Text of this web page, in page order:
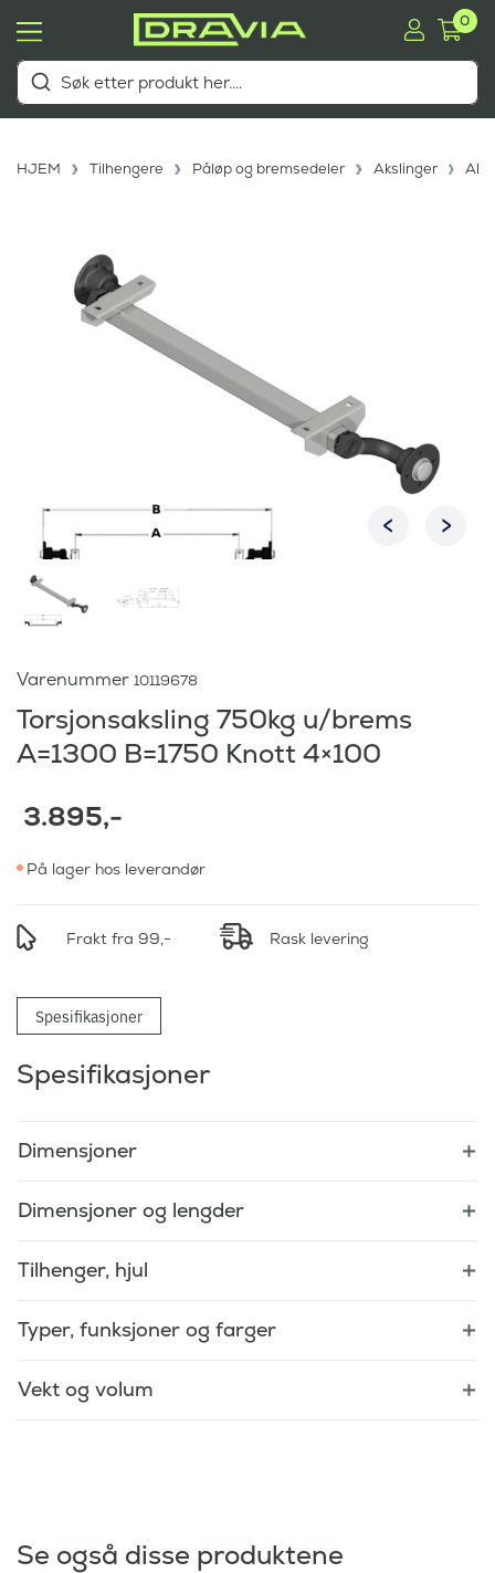
0
HJEM Tilhengere Påløp og bremsedeler Akslinger
Varenummer 10119678
Torsjonsaksling 750kg u/brems
A=1300 B=1750 Knott 4×100
3.895,-
På lager hos leverandør
Frakt fra 99,- Rask levering
Spesifikasjoner
Spesifikasjoner
Dimensjoner
Dimensjoner og lengder
Tilhenger, hjul
Typer, funksjoner og farger
Vekt og volum
Se også disse produktene